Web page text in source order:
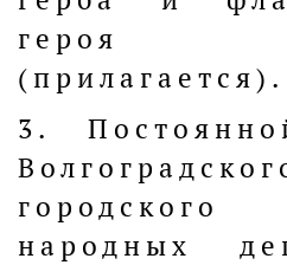
героя
(прилагается).
3.
народных